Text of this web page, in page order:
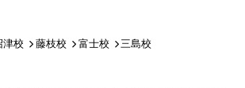
津校 藤枝校 富士校 三島校